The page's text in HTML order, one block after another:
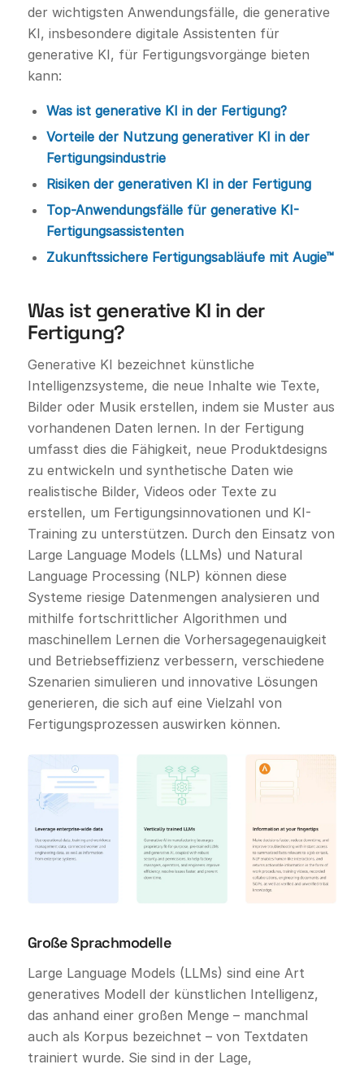
der wichtigsten Anwendungsfälle, die generative
KI, insbesondere digitale Assistenten für
generative KI, für Fertigungsvorgänge bieten
kann:
Was ist generative KI in der Fertigung?
Vorteile der Nutzung generativer KI in der
Fertigungsindustrie
Risiken der generativen KI in der Fertigung
Top-Anwendungsfälle für generative KI-
Fertigungsassistenten
Zukunftssichere Fertigungsabläufe mit Augie™
Was ist generative KI in der
Fertigung?
Generative KI bezeichnet künstliche
Intelligenzsysteme, die neue Inhalte wie Texte,
Bilder oder Musik erstellen, indem sie Muster aus
vorhandenen Daten lernen. In der Fertigung
umfasst dies die Fähigkeit, neue Produktdesigns
zu entwickeln und synthetische Daten wie
realistische Bilder, Videos oder Texte zu
erstellen, um Fertigungsinnovationen und KI-
Training zu unterstützen. Durch den Einsatz von
Large Language Models (LLMs) und Natural
Language Processing (NLP) können diese
Systeme riesige Datenmengen analysieren und
mithilfe fortschrittlicher Algorithmen und
maschinellem Lernen die Vorhersagegenauigkeit
und Betriebseffizienz verbessern, verschiedene
Szenarien simulieren und innovative Lösungen
generieren, die sich auf eine Vielzahl von
Fertigungsprozessen auswirken können.
Große Sprachmodelle
Large Language Models (LLMs) sind eine Art
generatives Modell der künstlichen Intelligenz,
das anhand einer großen Menge – manchmal
auch als Korpus bezeichnet – von Textdaten
trainiert wurde. Sie sind in der Lage,